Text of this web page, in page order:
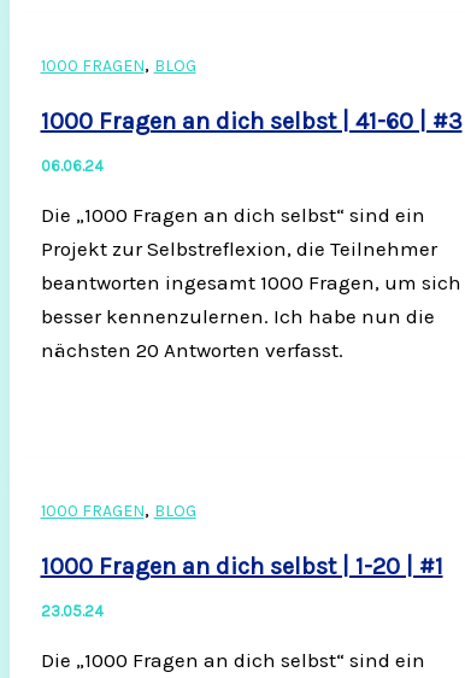
1000 FRAGEN, BLOG
1000 Fragen an dich selbst | 41-60 | #3
06.06.24
Die „1000 Fragen an dich selbst“ sind ein
Projekt zur Selbstreflexion, die Teilnehmer
beantworten ingesamt 1000 Fragen, um sich
besser kennenzulernen. Ich habe nun die
nächsten 20 Antworten verfasst.
1000 FRAGEN, BLOG
1000 Fragen an dich selbst | 1-20 | #1
23.05.24
Die „1000 Fragen an dich selbst“ sind ein